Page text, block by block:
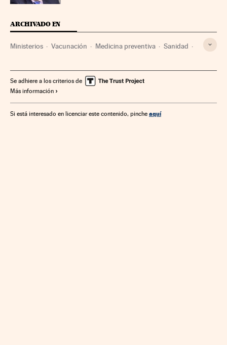
ARCHIVADO EN
Ministerios Vacunación Medicina preventiva Sanidad
Salud Economía Administración pública
Se adhiere a los criterios de
Más información
Si está interesado en licenciar este contenido, pinche aquí